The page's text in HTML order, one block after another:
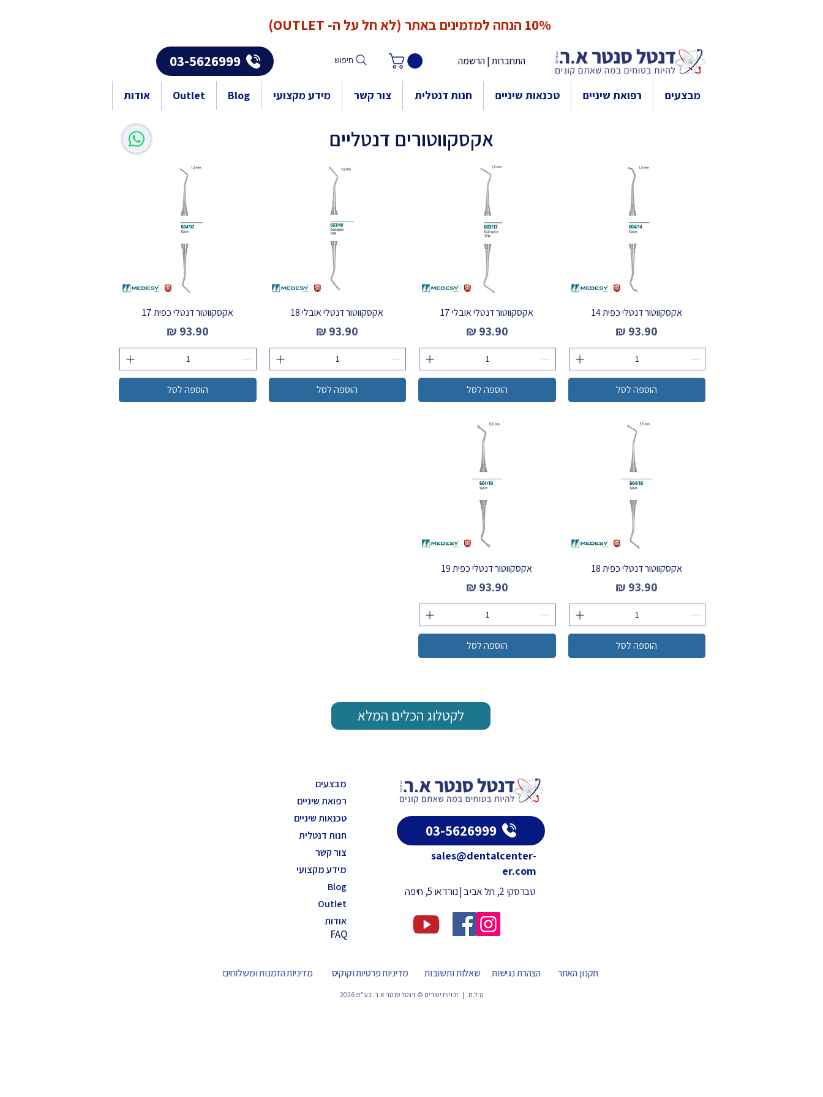
10% הנחה למזמינים באתר (לא חל על ה- OUTLET)
התחברות | הרשמה חיפוש 03-5626999
מבצעים רפואת שיניים טכנאות שיניים חנות דנטלית צור קשר מידע מקצועי Blog
Outlet אודות
אקסקווטורים דנטליים
אקסקווטור דנטלי כפית 14
מחיר
הוספה לסל
אקסקווטור דנטלי אובלי 17
מחיר
הוספה לסל
אקסקווטור דנטלי אובלי 18
מחיר
הוספה לסל
אקסקווטור דנטלי כפית 17
מחיר
הוספה לסל
אקסקווטור דנטלי כפית 18
מחיר
הוספה לסל
אקסקווטור דנטלי כפית 19
מחיר
הוספה לסל
לקטלוג הכלים המלא
03-5626999
sales@dentalcenter-
er.com
טברסקי 2, תל אביב | נורדאו 5, חיפה
מבצעים
רפואת שיניים
טכנאות שיניים
חנות דנטלית
צור קשר
מידע מקצועי
Blog
Outlet
אודות
FAQ
תקנון האתר הצהרת נגישות שאלות ותשובות מדיניות פרטיות וקוקיס מדיניות הזמנות ומשלוחים
ט.ל.ח. | זכויות יוצרים © דנטל סנטר א.ר. בע"מ 2026